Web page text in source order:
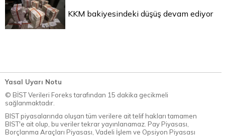
KKM bakiyesindeki düşüş devam ediyor
Yasal Uyarı Notu
© BİST Verileri Foreks tarafından 15 dakika gecikmeli
sağlanmaktadır.
BIST piyasalarında oluşan tüm verilere ait telif hakları tamamen
BIST'e ait olup, bu veriler tekrar yayınlanamaz. Pay Piyasası,
Borçlanma Araçları Piyasası, Vadeli İşlem ve Opsiyon Piyasası